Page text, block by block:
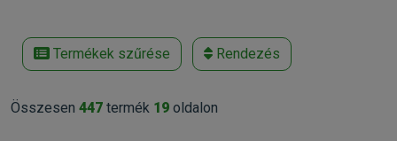
Termékek szűrése Rendezés
Összesen 447 termék 19 oldalon